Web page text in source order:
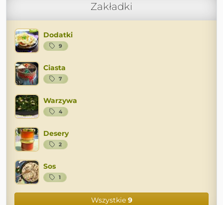
Zakładki
Dodatki
9
Ciasta
7
Warzywa
4
Desery
2
Sos
1
Wszystkie 9